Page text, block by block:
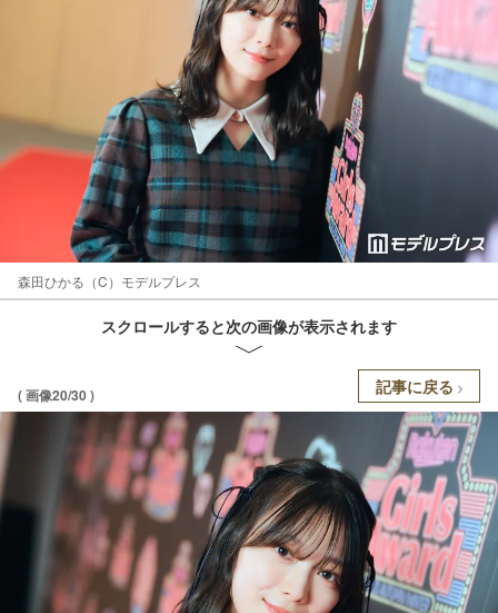
森田ひかる（C）モデルプレス
スクロールすると次の画像が表示されます
( 画像20/30 ) 記事に戻る